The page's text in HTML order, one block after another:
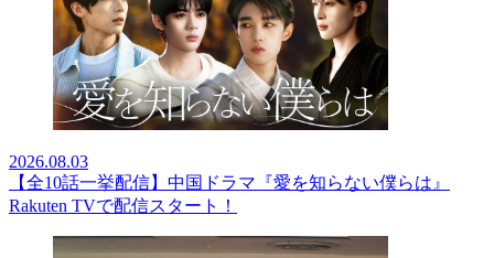
2026.08.03
【全10話一挙配信】中国ドラマ『愛を知らない僕らは』
Rakuten TVで配信スタート！